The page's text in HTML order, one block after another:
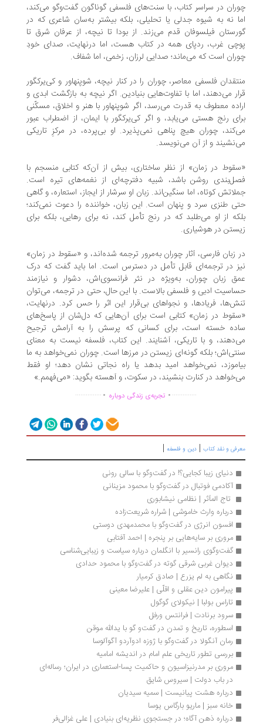
در سراسر کتاب، با سنت‌های فلسفی گوناگون گفت‌وگو می‌کند،
نه به شیوه‌ جدلی یا تحلیلی، بلکه بیشتر به‌سان شاعری که در
فیلسوفان قدم می‌زند. از بودا تا نیچه، از عرفان شرق تا
غرب، ردپای همه در کتاب هست، اما درنهایت، صدای خودِ
است که می‌ماند؛ صدایی لرزان، زخمی، اما شفاف.
فلسفی معاصر، چوران را در کنار نیچه، شوپنهاور و کی‌یرکگور
می‌دهند، اما با تفاوت‌هایی بنیادین. اگر نیچه به بازگشت ابدی و
معطوف به قدرت می‌رسد، اگر شوپنهاور با هنر و اخلاق، مسکّنی
رنج هستی می‌یابد، و اگر کی‌یرکگور با ایمان، از اضطراب عبور
چوران هیچ پناهی نمی‌پذیرد. او بی‌پرده، در مرکزِ تاریکی
و از آن می‌نویسد.
در زمان» از نظر ساختاری، بیش از آن‌که کتابی منسجم با
روشن باشد، شبیه دفترچه‌ای از نغمه‌های تیره است.
کوتاه، اما سنگین‌اند. زبان او سرشار از ایجاز، استعاره، و گاهی
طنزی سرد و پنهان است. این زبان، خواننده را دعوت نمی‌کند؛
از او می‌طلبد که در رنج تأمل کند، نه برای رهایی، بلکه برای
در هوشیاری.
زبان فارسی، آثار چوران به‌مرور ترجمه شده‌اند، و «سقوط در زمان»
در ترجمه‌ای قابل تأمل در دسترس است. اما باید گفت که درک
زبان چوران، به‌ویژه در نثر فرانسوی‌اش، دشوار و نیازمند
ادبی و فلسفی بالاست. با این حال، حتی در ترجمه، می‌توان
فریادها، و نجواهای بی‌قرار این اثر را حس کرد. درنهایت،
در زمان» کتابی‌ است برای آن‌هایی که دل‌شان از پاسخ‌های
خسته است، برای کسانی که پرسش را به آرامش ترجیح
و با تاریکی، آشنایند. این کتاب، فلسفه نیست به معنای
بلکه گونه‌ای زیستن در مرزها است. چوران نمی‌خواهد به ما
نمی‌خواهد امید بدهد یا راه نجاتی نشان دهد؛ او فقط
در کنارت بنشیند، در سکوت، و آهسته بگوید: «می‌فهمم.»
................تجربه‌ی زندگی دوباره ...............
و نقد کتاب|دین و فلسفه|
دنیای زیبا کجایی؟! در گفت‌وگو با سالی رونی
آکادمی فوتبال در گفت‌وگو با محمود مزینانی
تاج المآثر | نظامی نیشابوری
درباره وارث خاموشی | شراره شریعت‌زاده
افسون انرژی در گفت‌وگو با محمدمهدی دوستی
مروری بر سایه‌هایی بر پنجره | احمد آفتابی
گفت‌وگوی رانسیر با انگلمان درباره سیاست و زیبایی‌شناسی
دیوان غربی شرقی گوته در گفت‌وگو با محمود حدادی
نگاهی به لم یزرع | صاد‌ق کرمیار
پیرامون دین عقلی و اقلّی | علیرضا معینی
تاراس بولبا | نیکولای گوگول
سرود برنادت | فرانتس ورفل
اسطوره، تاریخ و تمدن در گفت‌و گو با یدالله موقن
رمان آنگولا در گفت‌وگو با ژوزه ادوآردو آگوآلوسا
بررسی تطور تاریخی علم امام در اندیشه امامیه
مروری بر مدرنیزاسیون و حاکمیت پسا-استعماری در ایران؛ رساله‌ای
در باب دولت | سیروس شایق
درباره هشت پیانیست | سمیه سیدیان
خانه سبز | ماریو بارگاس یوسا
درباره ذهن آگاه؛ در جستجوی نظریه‌ای بنیادی | علی غزالی‌فر